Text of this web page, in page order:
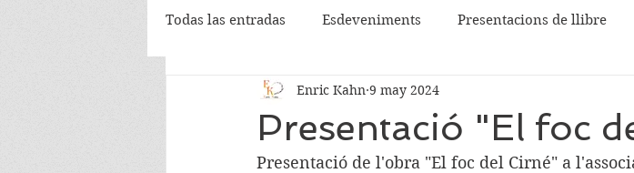
Todas las entradas Esdeveniments Presentacions de llibre
Presentació "El foc
Enric Kahn 9 may 2024
Presentació de l'obra "El foc del Cirné" a